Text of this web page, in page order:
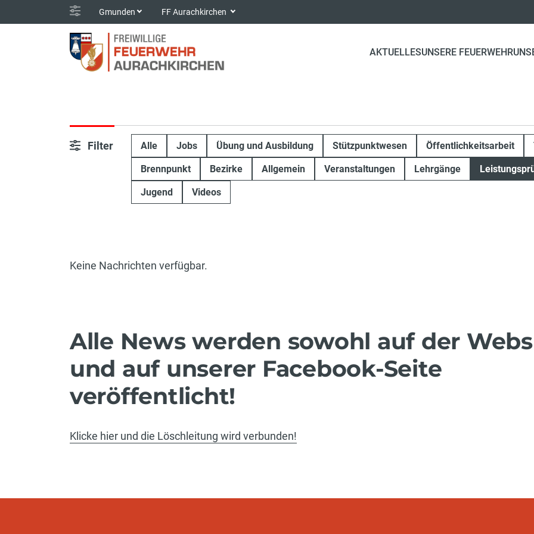
Gmunden FF Aurachkirchen
AKTUELLESUNSERE FEUERWEHR
Filter Alle Jobs Übung und Ausbildung Stützpunktwesen Öffentlichkeitsarbeit
Brennpunkt Bezirke Allgemein Veranstaltungen Lehrgänge
Jugend Videos
Keine Nachrichten verfügbar.
Alle News werden sowohl auf der
und auf unserer Facebook-Seite
veröffentlicht!
Klicke hier und die Löschleitung wird verbunden!